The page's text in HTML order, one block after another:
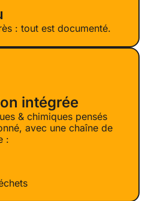
: tout est documenté.
intégrée
& chimiques pensés
avec une chaîne de
: